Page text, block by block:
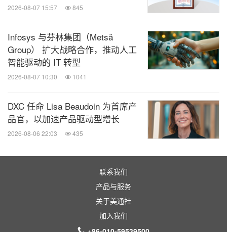
2026-08-07 15:57 845
Infosys 与芬林集团（Metsä
Group） 扩大战略合作，推动人工
智能驱动的 IT 转型
2026-08-07 10:30 1041
DXC 任命 Lisa Beaudoin 为首席产
品官，以加速产品驱动型增长
2026-08-06 22:03 435
联系我们
产品与服务
关于美通社
加入我们